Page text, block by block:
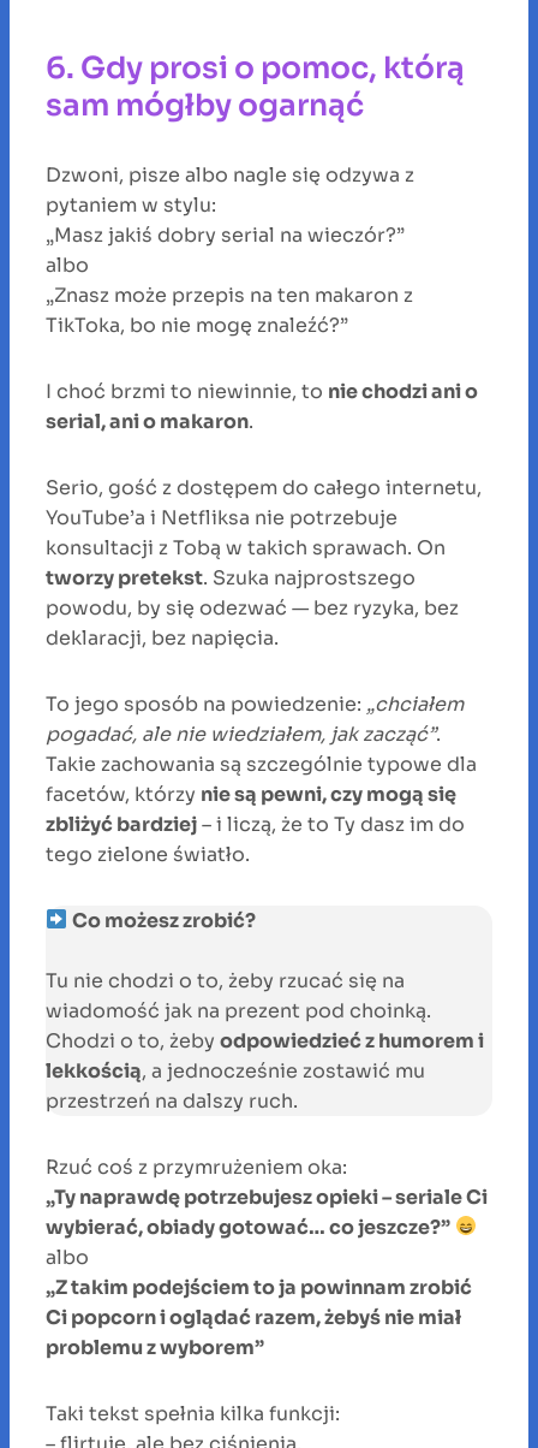
6. Gdy prosi o pomoc, którą
sam mógłby ogarnąć
Dzwoni, pisze albo nagle się odzywa z
pytaniem w stylu:
„Masz jakiś dobry serial na wieczór?”
albo
„Znasz może przepis na ten makaron z
TikToka, bo nie mogę znaleźć?”
I choć brzmi to niewinnie, to nie chodzi ani o
serial, ani o makaron.
Serio, gość z dostępem do całego internetu,
YouTube’a i Netfliksa nie potrzebuje
konsultacji z Tobą w takich sprawach. On
tworzy pretekst. Szuka najprostszego
powodu, by się odezwać — bez ryzyka, bez
deklaracji, bez napięcia.
To jego sposób na powiedzenie: „chciałem
pogadać, ale nie wiedziałem, jak zacząć”.
Takie zachowania są szczególnie typowe dla
facetów, którzy nie są pewni, czy mogą się
zbliżyć bardziej– i liczą, że to Ty dasz im do
tego zielone światło.
Co możesz zrobić?
Tu nie chodzi o to, żeby rzucać się na
wiadomość jak na prezent pod choinką.
Chodzi o to, żeby odpowiedzieć z humorem i
lekkością, a jednocześnie zostawić mu
przestrzeń na dalszy ruch.
Rzuć coś z przymrużeniem oka:
„Ty naprawdę potrzebujesz opieki – seriale Ci
wybierać, obiady gotować… co jeszcze?”
albo
„Z takim podejściem to ja powinnam zrobić
Ci popcorn i oglądać razem, żebyś nie miał
problemu z wyborem”
Taki tekst spełnia kilka funkcji: